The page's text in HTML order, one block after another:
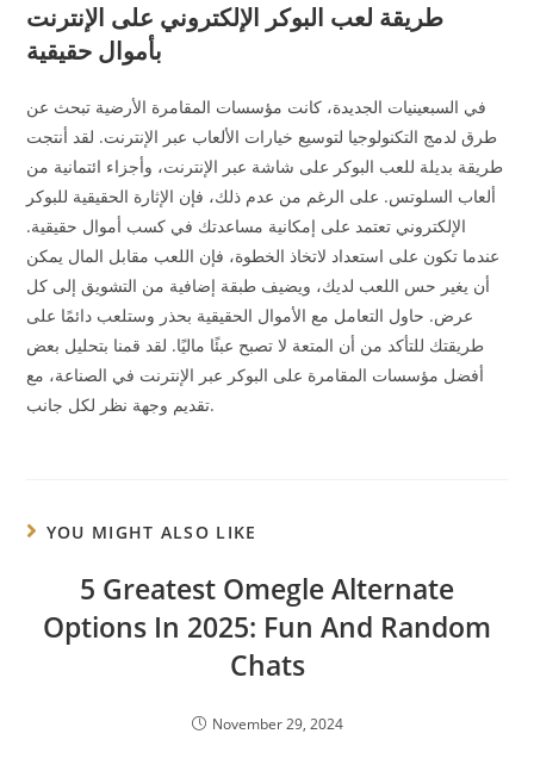
طريقة لعب البوكر الإلكتروني على الإنترنت
بأموال حقيقية
في السبعينيات الجديدة، كانت مؤسسات المقامرة الأرضية تبحث عن
طرق لدمج التكنولوجيا لتوسيع خيارات الألعاب عبر الإنترنت. لقد أنتجت
طريقة بديلة للعب البوكر على شاشة عبر الإنترنت، وأجزاء ائتمانية من
ألعاب السلوتس. على الرغم من عدم ذلك، فإن الإثارة الحقيقية للبوكر
الإلكتروني تعتمد على إمكانية مساعدتك في كسب أموال حقيقية.
عندما تكون على استعداد لاتخاذ الخطوة، فإن اللعب مقابل المال يمكن
أن يغير حس اللعب لديك، ويضيف طبقة إضافية من التشويق إلى كل
عرض. حاول التعامل مع الأموال الحقيقية بحذر وستلعب دائمًا على
طريقتك للتأكد من أن المتعة لا تصبح عبئًا ماليًا. لقد قمنا بتحليل بعض
أفضل مؤسسات المقامرة على البوكر عبر الإنترنت في الصناعة، مع
تقديم وجهة نظر لكل جانب.
YOU MIGHT ALSO LIKE
5 Greatest Omegle Alternate
Options In 2025: Fun And Random
Chats
November 29, 2024